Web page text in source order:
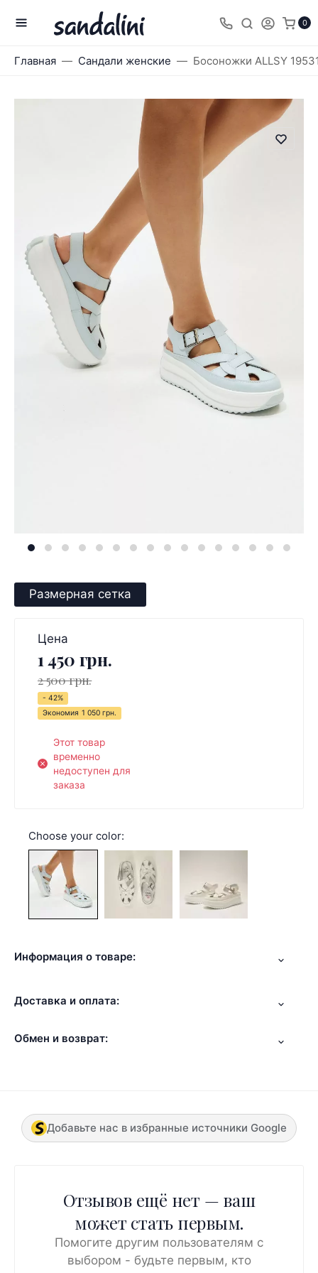
0
Главная Сандали женские Босоножки ALLSY
Размерная сетка
Цена
1 450 грн.
2 500 грн.
- 42%
Экономия 1 050 грн.
Этот товар
временно
недоступен для
заказа
Choose your color:
Информация о товаре:
Доставка и оплата:
Обмен и возврат:
Добавьте нас в избранные источники Google
Отзывов ещё нет — ваш
может стать первым.
Помогите другим пользователям с
выбором - будьте первым, кто